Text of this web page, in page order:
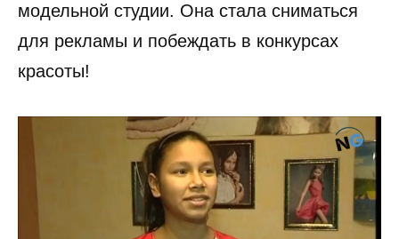
модельной студии. Она стала сниматься
для рекламы и побеждать в конкурсах
красоты!